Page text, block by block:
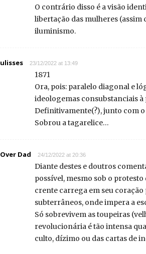
O contrário disso é a visão
libertação das mulheres (assim
iluminismo.
ulisses 23/12/2022 at 13:49
1871
Ora, pois: paralelo diagonal e
ideologemas consubstanciais
Definitivamente(?), junto com
Sobrou a tagarelice…
Over Dad 24/12/2022 at 20:36
Diante destes e doutros
possível, mesmo sob o protesto
crente carrega em seu
subterrâneos, onde impera a
Só sobrevivem as toupeiras
revolucionária é tão intensa
culto, dízimo ou das cartas de